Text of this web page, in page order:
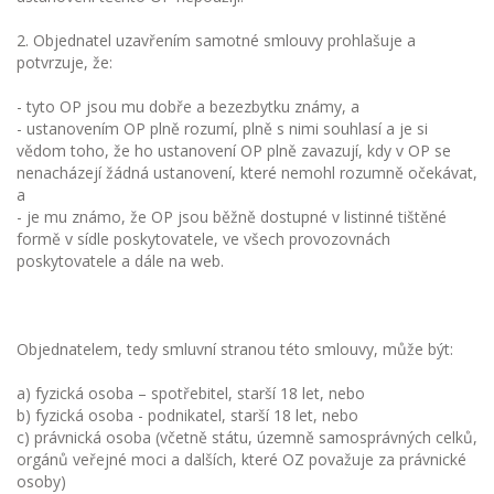
2. Objednatel uzavřením samotné smlouvy prohlašuje a
potvrzuje, že:
- tyto OP jsou mu dobře a bezezbytku známy, a
- ustanovením OP plně rozumí, plně s nimi souhlasí a je si
vědom toho, že ho ustanovení OP plně zavazují, kdy v OP se
nenacházejí žádná ustanovení, které nemohl rozumně očekávat,
a
- je mu známo, že OP jsou běžně dostupné v listinné tištěné
formě v sídle poskytovatele, ve všech provozovnách
poskytovatele a dále na web.
Objednatelem, tedy smluvní stranou této smlouvy, může být:
a) fyzická osoba – spotřebitel, starší 18 let, nebo
b) fyzická osoba - podnikatel, starší 18 let, nebo
c) právnická osoba (včetně státu, územně samosprávných celků,
orgánů veřejné moci a dalších, které OZ považuje za právnické
osoby)